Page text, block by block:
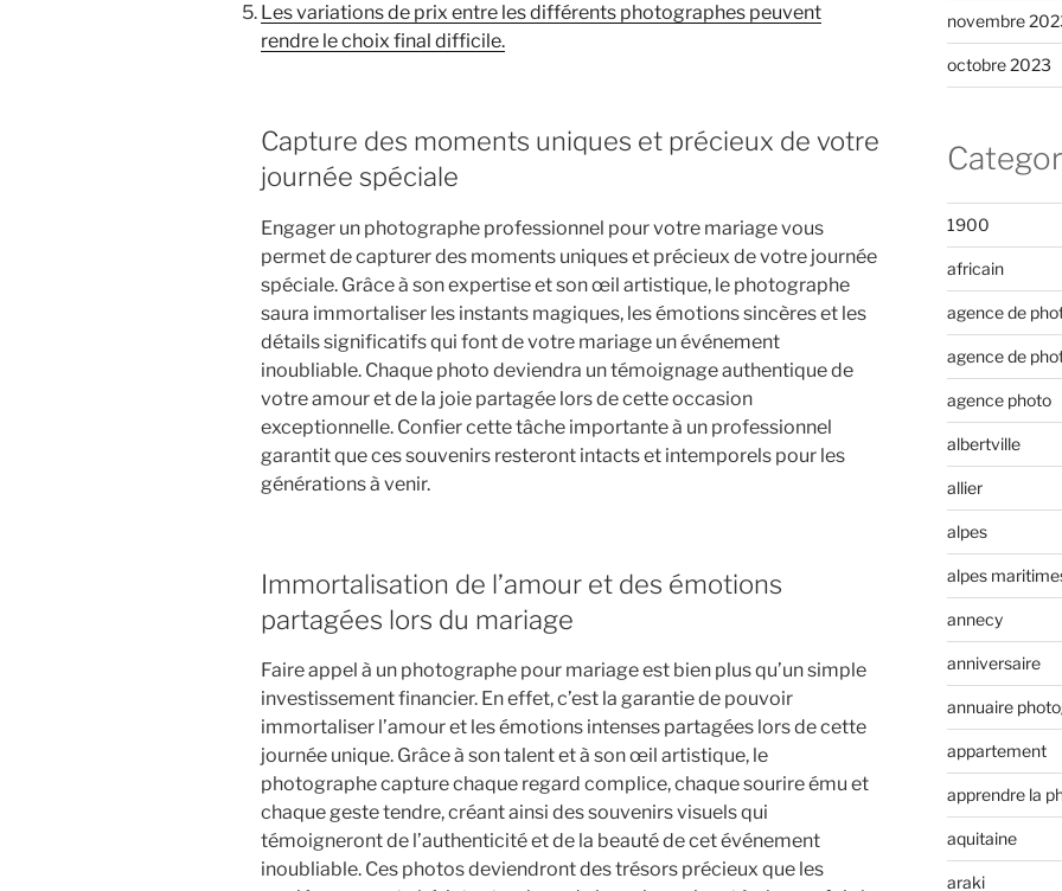
Les variations de prix entre les différents photographes peuvent
rendre le choix final difficile.
Capture des moments uniques et précieux de votre
journée spéciale
Engager un photographe professionnel pour votre mariage vous
permet de capturer des moments uniques et précieux de votre journée
spéciale. Grâce à son expertise et son œil artistique, le photographe
saura immortaliser les instants magiques, les émotions sincères et les
détails significatifs qui font de votre mariage un événement
inoubliable. Chaque photo deviendra un témoignage authentique de
votre amour et de la joie partagée lors de cette occasion
exceptionnelle. Confier cette tâche importante à un professionnel
garantit que ces souvenirs resteront intacts et intemporels pour les
générations à venir.
Immortalisation de l’amour et des émotions
partagées lors du mariage
Faire appel à un photographe pour mariage est bien plus qu’un simple
investissement financier. En effet, c’est la garantie de pouvoir
immortaliser l’amour et les émotions intenses partagées lors de cette
journée unique. Grâce à son talent et à son œil artistique, le
photographe capture chaque regard complice, chaque sourire ému et
chaque geste tendre, créant ainsi des souvenirs visuels qui
témoigneront de l’authenticité et de la beauté de cet événement
inoubliable. Ces photos deviendront des trésors précieux que les
novembre
octobre 2023
1900
africain
agence de
agence de
agence photo
albertville
allier
alpes
alpes
annecy
anniversaire
annuaire
appartement
apprendre la
aquitaine
araki